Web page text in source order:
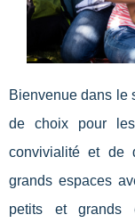
Bienvenue dans le
de choix pour
convivialité et de
grands espaces
petits et grands